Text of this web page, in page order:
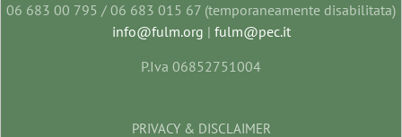
06 683 00 795 / 06 683 015 67 (temporaneamente disabilitata)
info@fulm.org | fulm@pec.it
P.Iva 06852751004
PRIVACY & DISCLAIMER